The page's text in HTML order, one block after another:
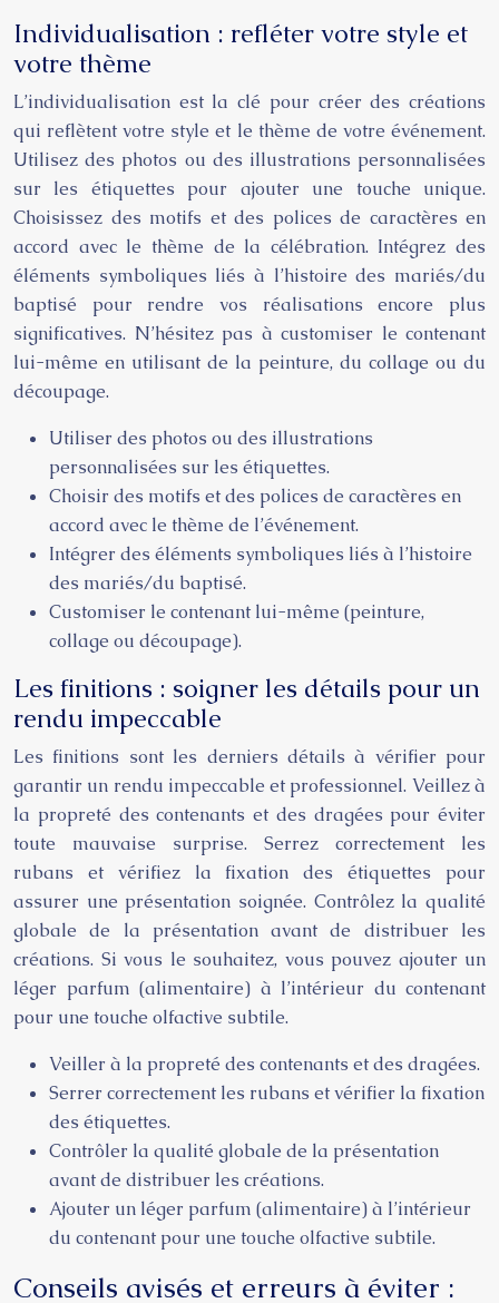
Individualisation : refléter votre style et
votre thème
L’individualisation est la clé pour créer des créations
qui reflètent votre style et le thème de votre événement.
Utilisez des photos ou des illustrations personnalisées
sur les étiquettes pour ajouter une touche unique.
Choisissez des motifs et des polices de caractères en
accord avec le thème de la célébration. Intégrez des
éléments symboliques liés à l’histoire des mariés/du
baptisé pour rendre vos réalisations encore plus
significatives. N’hésitez pas à customiser le contenant
lui-même en utilisant de la peinture, du collage ou du
découpage.
Utiliser des photos ou des illustrations
personnalisées sur les étiquettes.
Choisir des motifs et des polices de caractères en
accord avec le thème de l’événement.
Intégrer des éléments symboliques liés à l’histoire
des mariés/du baptisé.
Customiser le contenant lui-même (peinture,
collage ou découpage).
Les finitions : soigner les détails pour un
rendu impeccable
Les finitions sont les derniers détails à vérifier pour
garantir un rendu impeccable et professionnel. Veillez à
la propreté des contenants et des dragées pour éviter
toute mauvaise surprise. Serrez correctement les
rubans et vérifiez la fixation des étiquettes pour
assurer une présentation soignée. Contrôlez la qualité
globale de la présentation avant de distribuer les
créations. Si vous le souhaitez, vous pouvez ajouter un
léger parfum (alimentaire) à l’intérieur du contenant
pour une touche olfactive subtile.
Veiller à la propreté des contenants et des dragées.
Serrer correctement les rubans et vérifier la fixation
des étiquettes.
Contrôler la qualité globale de la présentation
avant de distribuer les créations.
Ajouter un léger parfum (alimentaire) à l’intérieur
du contenant pour une touche olfactive subtile.
Conseils avisés et erreurs à éviter :